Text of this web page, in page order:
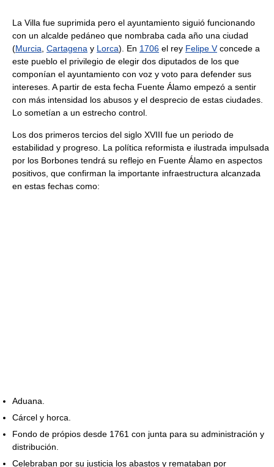
La Villa fue suprimida pero el ayuntamiento siguió funcionando
con un alcalde pedáneo que nombraba cada año una ciudad
(Murcia, Cartagena y Lorca). En 1706 el rey Felipe Vconcede a
este pueblo el privilegio de elegir dos diputados de los que
componían el ayuntamiento con voz y voto para defender sus
intereses. A partir de esta fecha Fuente Álamo empezó a sentir
con más intensidad los abusos y el desprecio de estas ciudades.
Lo sometían a un estrecho control.
Los dos primeros tercios del siglo XVIII fue un periodo de
estabilidad y progreso. La política reformista e ilustrada impulsada
por los Borbones tendrá su reflejo en Fuente Álamo en aspectos
positivos, que confirman la importante infraestructura alcanzada
en estas fechas como:
Aduana.
Cárcel y horca.
Fondo de própios desde 1761 con junta para su administración y
distribución.
Celebraban por su justicia los abastos y remataban por